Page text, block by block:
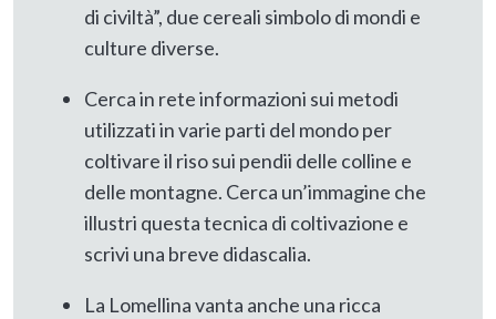
di civiltà”, due cereali simbolo di mondi e
culture diverse.
Cerca in rete informazioni sui metodi
utilizzati in varie parti del mondo per
coltivare il riso sui pendii delle colline e
delle montagne. Cerca un’immagine che
illustri questa tecnica di coltivazione e
scrivi una breve didascalia.
La Lomellina vanta anche una ricca